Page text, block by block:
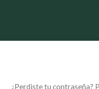
¿Perdiste tu contraseña?